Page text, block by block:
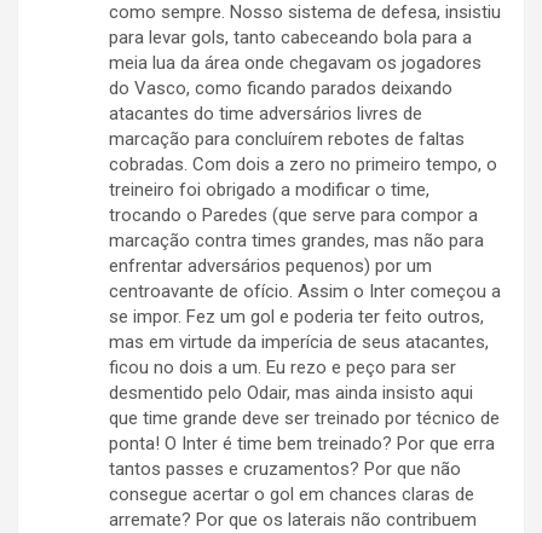
como sempre. Nosso sistema de defesa, insistiu
para levar gols, tanto cabeceando bola para a
meia lua da área onde chegavam os jogadores
do Vasco, como ficando parados deixando
atacantes do time adversários livres de
marcação para concluírem rebotes de faltas
cobradas. Com dois a zero no primeiro tempo, o
treineiro foi obrigado a modificar o time,
trocando o Paredes (que serve para compor a
marcação contra times grandes, mas não para
enfrentar adversários pequenos) por um
centroavante de ofício. Assim o Inter começou a
se impor. Fez um gol e poderia ter feito outros,
mas em virtude da imperícia de seus atacantes,
ficou no dois a um. Eu rezo e peço para ser
desmentido pelo Odair, mas ainda insisto aqui
que time grande deve ser treinado por técnico de
ponta! O Inter é time bem treinado? Por que erra
tantos passes e cruzamentos? Por que não
consegue acertar o gol em chances claras de
arremate? Por que os laterais não contribuem